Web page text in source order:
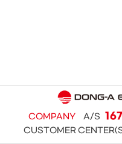
COMPANY A/S
CUSTOMER